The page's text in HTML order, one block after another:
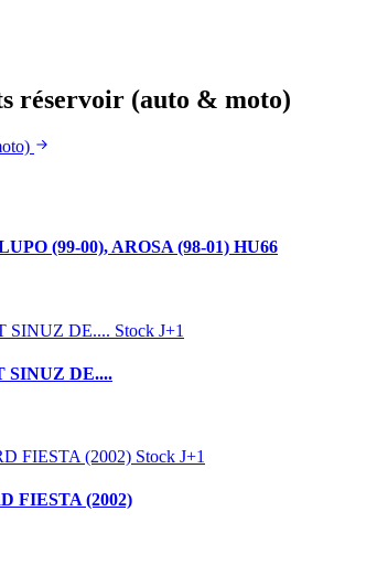
réservoir (auto & moto)
(99-00), AROSA (98-01) HU66
Stock J+1
SINUZ DE....
Stock J+1
FIESTA (2002)